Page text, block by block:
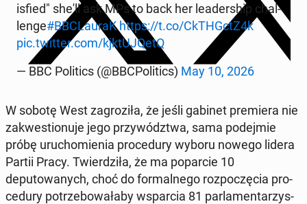
is­fied" she'll ask MPs to back her lead­er­ship chal­
lenge#BB­CLau­raK https://t.co/Ck­THGctZ4k
pic.twitter.com/kjk­tU­JQetQ
— BBC Pol­i­tics (@BBCPol­i­tics) May 10, 2026
W sobotę West za­groz­iła, że jeśli gabinet pre­miera nie
za­k­wes­t­ionu­je jego przy­wództ­wa, sama pode­jmie
próbę uru­chomienia pro­ce­dury wyboru nowego lidera
Partii Pracy. Twierdz­iła, że ma popar­cie 10
deputowanych, choć do for­mal­nego rozpoczę­cia pro­
ce­dury potrze­bowała­by ws­par­cia 81 par­la­men­tarzys­